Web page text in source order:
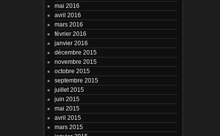
mai 2016
avril 2016
mars 2016
février 2016
janvier 2016
décembre 2015
novembre 2015
octobre 2015
septembre 2015
juillet 2015
juin 2015
mai 2015
avril 2015
mars 2015